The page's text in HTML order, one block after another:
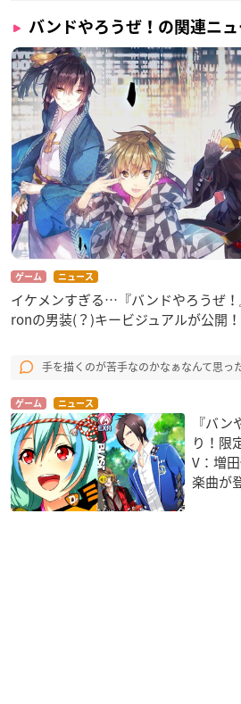
バンドやろうぜ！の関連ニ
ゲーム ニュース
イケメンすぎる…『バンドやろうぜ
ronの男装(？)キービジュアルが公開！
手を描くのが苦手なのかなぁなんて思っ
ゲーム ニュース
『バ
り！限
V：増
楽曲が